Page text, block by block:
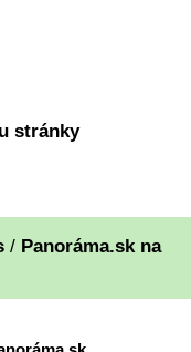
stránky
/ Panoráma.sk na